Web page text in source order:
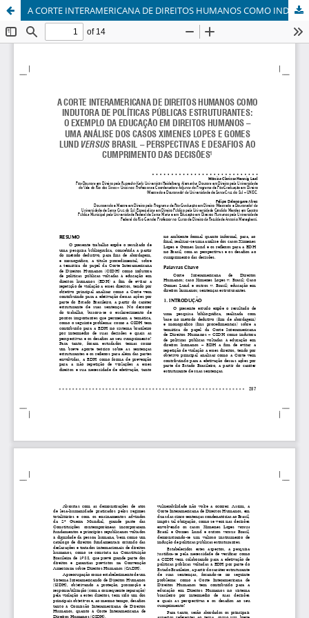
A CORTE INTERAMERICANA DE DIREITOS HUMANOS COMO INDUTORA DE POLÍTICAS PÚBLICAS ESTRUTURANTES: O EXEMPLO DA EDUCAÇÃO EM DIREITOS HUMANOS - UMA ANÁLISE DOS CASOS XIMENES LOPES E GOMES LUND VERSUS BRASIL - PERSPECTIVAS E DESAFIOS AO CUMPRIMENTO DAS DECISÕES